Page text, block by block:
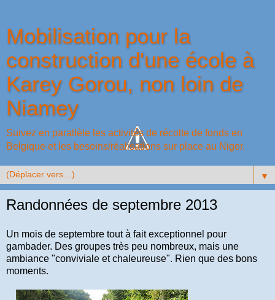
Mobilisation pour la
construction d'une école à
Karey Gorou, non loin de
Niamey
Suivez en parallèle les activités de récolte de fonds en
Belgique et les besoins/réalisations sur place au Niger.
▼
Randonnées de septembre 2013
Un mois de septembre tout à fait exceptionnel pour
gambader. Des groupes très peu nombreux, mais une
ambiance "conviviale et chaleureuse". Rien que des bons
moments.